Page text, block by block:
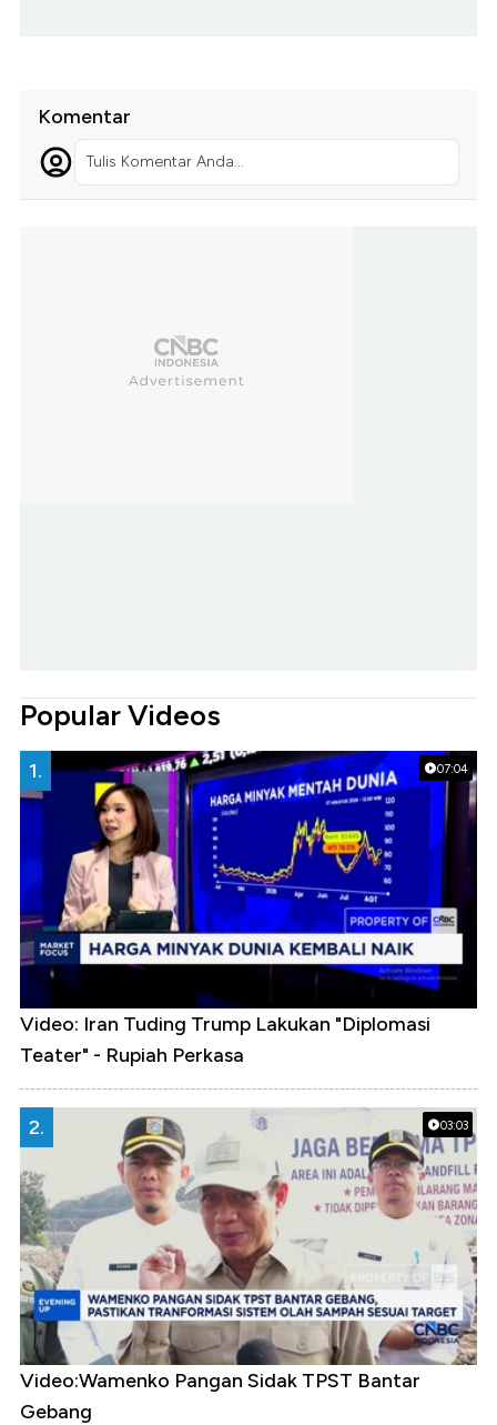
Komentar
Tulis Komentar Anda...
Popular Videos
07:04
1.
Video: Iran Tuding Trump Lakukan "Diplomasi
Teater" - Rupiah Perkasa
03:03
2.
Video:Wamenko Pangan Sidak TPST Bantar
Gebang